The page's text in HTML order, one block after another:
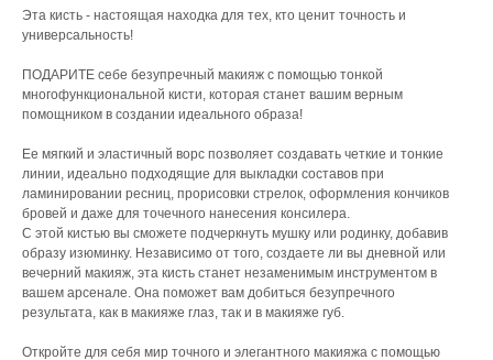
Эта кисть - настоящая находка для тех, кто ценит точность и
универсальность!
ПОДАРИТЕ себе безупречный макияж с помощью тонкой
многофункциональной кисти, которая станет вашим верным
помощником в создании идеального образа!
Ее мягкий и эластичный ворс позволяет создавать четкие и тонкие
линии, идеально подходящие для выкладки составов при
ламинировании ресниц, прорисовки стрелок, оформления кончиков
бровей и даже для точечного нанесения консилера.
С этой кистью вы сможете подчеркнуть мушку или родинку, добавив
образу изюминку. Независимо от того, создаете ли вы дневной или
вечерний макияж, эта кисть станет незаменимым инструментом в
вашем арсенале. Она поможет вам добиться безупречного
результата, как в макияже глаз, так и в макияже губ.
Откройте для себя мир точного и элегантного макияжа с помощью